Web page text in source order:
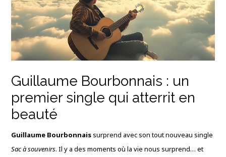
Guillaume Bourbonnais : un
premier single qui atterrit en
beauté
Guillaume Bourbonnaissurprend avec son tout nouveau single
Sac à souvenirs. Il y a des moments où la vie nous surprend… et